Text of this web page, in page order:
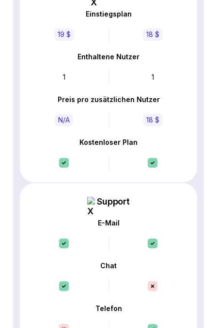
Einstiegsplan
19 $ 18 $
Enthaltene Nutzer
1 1
Preis pro zusätzlichen Nutzer
N/A 18 $
Kostenloser Plan
Support
E-Mail
Chat
Telefon